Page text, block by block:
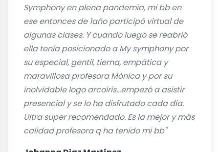
Symphony en plena pandemia, mi bb en
ese entonces de 1año participó virtual de
algunas clases. Y cuando luego se reabrió
ella tenía posicionado a My symphony por
su especial, gentil, tierna, empática y
maravillosa profesora Mónica y por su
inolvidable logo arcoíris...empezó a asistir
presencial y se lo ha disfrutado cada día.
Ultra super recomendado. Es la mejor y más
calidad profesora q ha tenido mi bb"